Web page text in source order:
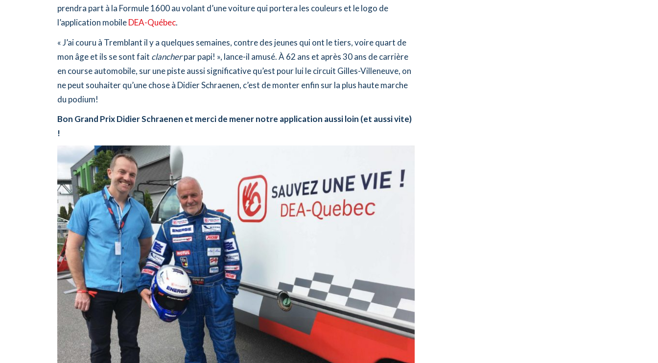
prendra part à la Formule 1600 au volant d’une voiture qui portera les couleurs et le logo de
l’application mobileDEA-Québec.
« J’ai couru à Tremblant il y a quelques semaines, contre des jeunes qui ont le tiers, voire quart de
mon âge et ils se sont fait clancherpar papi! », lance-il amusé. À 62 ans et après 30 ans de carrière
en course automobile, sur une piste aussi significative qu’est pour lui le circuit Gilles-Villeneuve, on
ne peut souhaiter qu’une chose à Didier Schraenen, c’est de monter enfin sur la plus haute marche
du podium!
Bon Grand Prix Didier Schraenen et merci de mener notre application aussi loin (et aussi vite)
!